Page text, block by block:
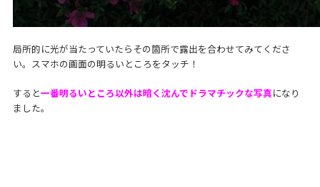
局所的に光が当たっていたらその箇所で露出を合わせてみてくださ
い。スマホの画面の明るいところをタッチ！
すると一番明るいところ以外は暗く沈んでドラマチックな写真になり
ました。